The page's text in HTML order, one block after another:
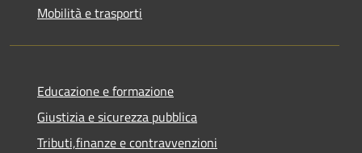
Mobilità e trasporti
Educazione e formazione
Giustizia e sicurezza pubblica
Tributi,finanze e contravvenzioni